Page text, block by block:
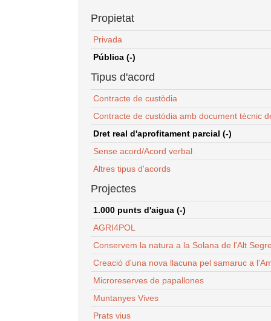
Propietat
Privada
Pública (-)
Tipus d'acord
Contracte de custòdia
Contracte de custòdia amb document tècnic
Dret real d'aprofitament parcial (-)
Sense acord/Acord verbal
Altres tipus d'acords
Projectes
1.000 punts d'aigua (-)
AGRI4POL
Conservem la natura a la Solana de l'Alt
Creació d'una nova llacuna pel samaruc a
Microreserves de papallones
Muntanyes Vives
Prats vius